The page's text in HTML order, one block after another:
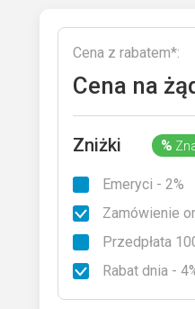
Katalog
Otoczenie nagrobka
Rodzaje granitu
Cena z rabatem*:
Cena na
Zniżki %
Emeryci - 2%
Zamówienie
Przedpłata
Rabat dnia -